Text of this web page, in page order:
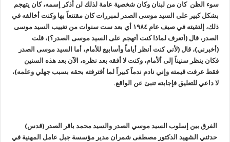
سوء الظن كان من لبنان وكان شخصية عامة لذلك لن أذكر إسمه، كان يتهجم
بشكل كبير على السيد موسى الصدر لمبررات كان مقتنعاً بها وكنت أخالفه في
ذلك، إلتقيته في صيف عام ١٩٨٤ أي بعد ست سنوات من تغييب السيد موسى
الصدر، قال (أتعرف لماذا كنت أتهجم على السيد موسى الصدر؟)، قلت
(أخبرني)، قال (لأني كنت أنظر أياماً وأسابيع للأمام، أما السيد موسى الصدر
فكان ينظر سنيناً إلى ألأمام، وكنت لا أفقه بعد نظره، الآن بعد هذه السنين
فقط عرفت قيمته وإني نادم ندماً كبيراً لما أقترفته بحقه بسبب جهلي وعلمه)،
لا داعي للتعليق فإجابته تنبئ عن الواقع.
الفرق بين إسلوب السيد موسي الصدر والسيد محمد باقر الصدر (قدس)
حدثني الشهيد الدكتور مصطفى شمران مدير مؤسسة جبل عامل المهنية في